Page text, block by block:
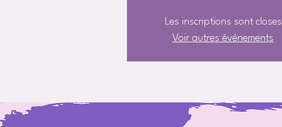
Les inscriptions sont closes
Voir autres événements